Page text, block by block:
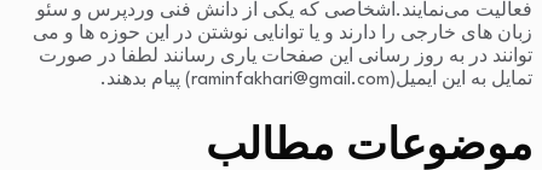
فعالیت می‌نمایند.اشخاصی که یکی از دانش فنی وردپرس و سئو
زبان های خارجی را دارند و یا توانایی نوشتن در این حوزه ها و می
توانند در به روز رسانی این صفحات یاری رسانند لطفا در صورت
تمایل به این ایمیل(raminfakhari@gmail.com) پیام بدهند.
موضوعات مطالب